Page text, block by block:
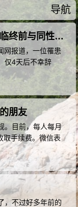
导航
难道真到此时才能说爱？癌末男子临终前与同性恋人订婚
网报道，一位罹患
仅4天后不幸辞
朋友
。目前，每人每月
取手续费。微信表
，不过好多年前的